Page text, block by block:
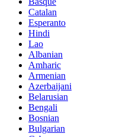
Catalan
Esperanto
Hindi
Lao
Albanian
Amharic
Armenian
Azerbaijani
Belarusian
Bengali
Bosnian
Bulgarian